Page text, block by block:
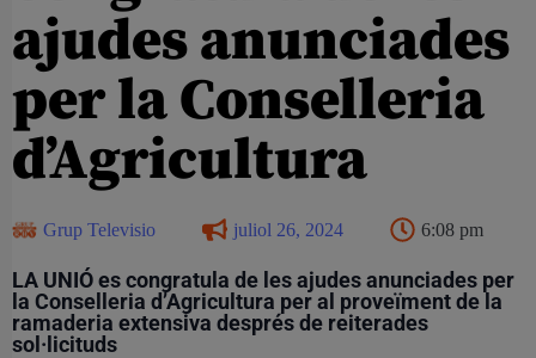
ajudes anunciades
per la Conselleria
d’Agricultura
Grup Televisio juliol 26, 2024 6:08 pm
LA UNIÓ es congratula de les ajudes anunciades per
la Conselleria d’Agricultura per al proveïment de la
ramaderia extensiva després de reiterades
sol·licituds